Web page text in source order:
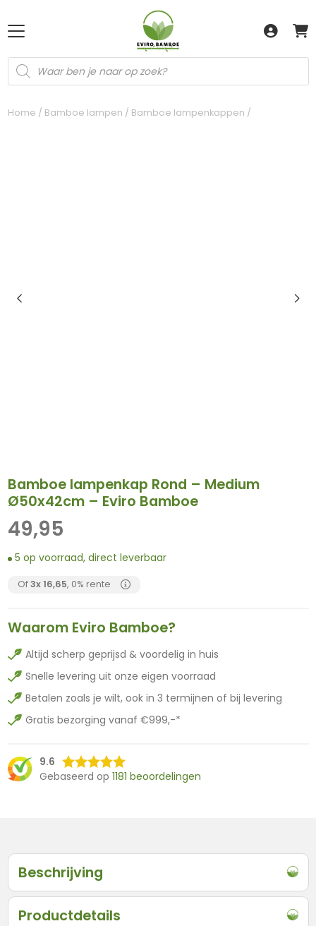
Producten
zoeken
Home / Bamboe lampen / Bamboe lampenkappen /
Bamboe lampenkap Rond – Medium
Ø50x42cm – Eviro Bamboe
Of3x16,65, 0% rente
49,95
5 op voorraad, direct leverbaar
Waarom Eviro Bamboe?
Altijd scherp geprijsd & voordelig in huis
Snelle levering uit onze eigen voorraad
Betalen zoals je wilt, ook in 3 termijnen of bij levering
Gratis bezorging vanaf €999,-*
9.6
Gebaseerd op 1181 beoordelingen
Beschrijving
Productdetails